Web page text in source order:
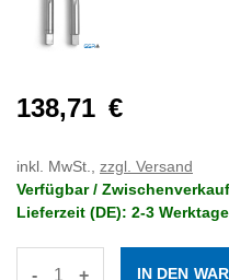
138,71 €
inkl. MwSt., zzgl. Versand
Verfügbar /
Lieferzeit (DE): 2-3 Werktage
- +